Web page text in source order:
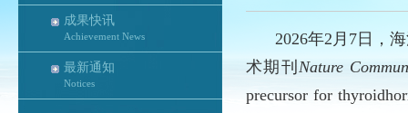
成果快讯
Achievement News
最新通知
Notices
2026年2月7日，
术期刊Nature
precursor for